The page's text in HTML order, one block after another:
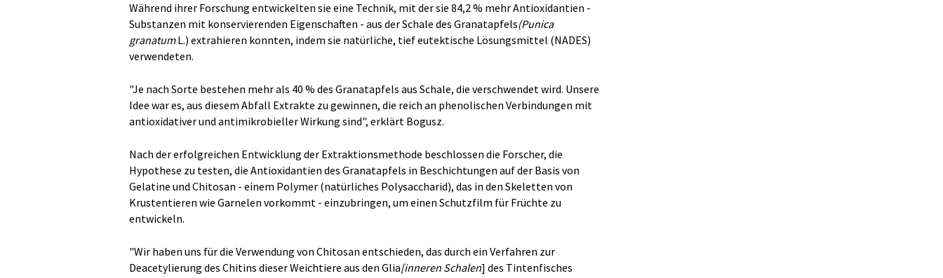
Während ihrer Forschung entwickelten sie eine Technik, mit der sie 84,2 % mehr Antioxidantien -
Substanzen mit konservierenden Eigenschaften - aus der Schale des Granatapfels(Punica
granatumL.) extrahieren konnten, indem sie natürliche, tief eutektische Lösungsmittel (NADES)
verwendeten.
"Je nach Sorte bestehen mehr als 40 % des Granatapfels aus Schale, die verschwendet wird. Unsere
Idee war es, aus diesem Abfall Extrakte zu gewinnen, die reich an phenolischen Verbindungen mit
antioxidativer und antimikrobieller Wirkung sind", erklärt Bogusz.
Nach der erfolgreichen Entwicklung der Extraktionsmethode beschlossen die Forscher, die
Hypothese zu testen, die Antioxidantien des Granatapfels in Beschichtungen auf der Basis von
Gelatine und Chitosan - einem Polymer (natürliches Polysaccharid), das in den Skeletten von
Krustentieren wie Garnelen vorkommt - einzubringen, um einen Schutzfilm für Früchte zu
entwickeln.
"Wir haben uns für die Verwendung von Chitosan entschieden, das durch ein Verfahren zur
Deacetylierung des Chitins dieser Weichtiere aus den Glia[inneren Schalen] des Tintenfisches